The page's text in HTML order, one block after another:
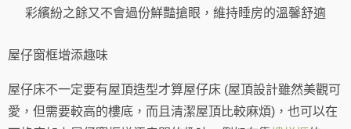
彩繽紛之餘又不會過份鮮豔搶眼，維持睡房的溫馨舒適
屋仔窗框增添趣味
屋仔床不一定要有屋頂造型才算屋仔床 (屋頂設計雖然美觀可
愛，但需要較高的樓底，而且清潔屋頂比較麻煩)，也可以在